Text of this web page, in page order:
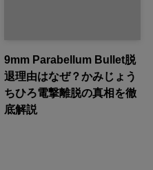
9mm Parabellum Bullet脱
退理由はなぜ？かみじょう
ちひろ電撃離脱の真相を徹
底解説